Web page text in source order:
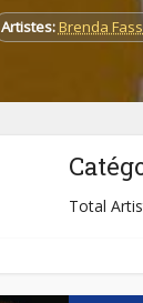
Artistes:Brenda
Total